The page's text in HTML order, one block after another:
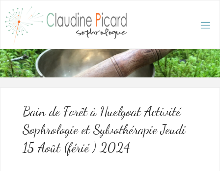
content
DIN
E PI
CAR
D :
O
PHR
O
OG
Bain de Forêt à Huelgoat Activité
Sophrologie et Sylvothérapie Jeudi
15 Août (férié ) 2024